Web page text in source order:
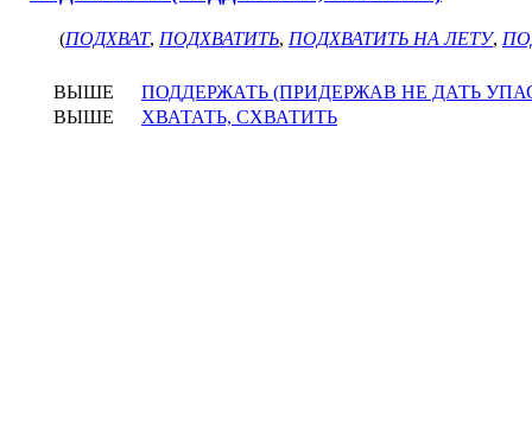
(ПОДХВАТ, ПОДХВАТИТЬ, ПОДХВАТИТЬ НА ЛЕТУ,
ВЫШЕ
ПОДДЕРЖАТЬ (ПРИДЕРЖАВ НЕ ДАТЬ
ВЫШЕ
ХВАТАТЬ, СХВАТИТЬ